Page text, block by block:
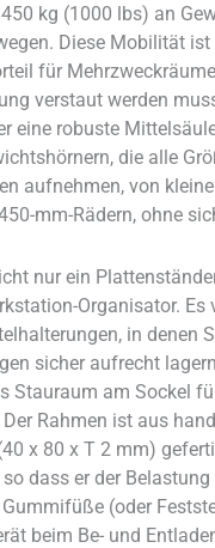
kg (1000 lbs) an
Diese Mobilität ist
für
verstaut werden
eine robuste
die alle
aufnehmen, von
mm-Rädern, ohne
nur ein
Organisator. Es
in denen
sicher aufrecht
Stauraum am Sockel
Rahmen ist aus
x 80 x T 2 mm)
dass er der
(oder
beim Be- und